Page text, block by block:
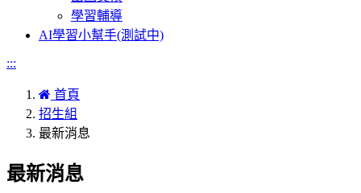
學習輔導
AI學習小幫手(測試中)
:::
首頁
招生組
最新消息
最新消息